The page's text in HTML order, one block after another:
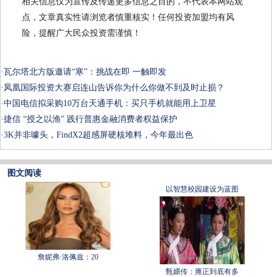
点，文章真实性请浏览者慎重核实！任何投资加盟均有风
险，提醒广大民众投资需谨慎！
·瓦尔塔北方版邀请“寒”：挑战在即 一触即发
· 凤凰国际投资大赛启连山告诉你为什么你做不到及时止损？
·中国电信拟采购10万台天通手机：买只手机就能用上卫星
·捷信 “授之以渔” 践行普惠金融消费者权益保护
·3K并非噱头，FindX2超感屏硬核堆料，今年最出色
图文阅读
詹妮弗·洛佩兹：20
以智慧校园建设为蓝图
甄嬛传：雍正到底有多